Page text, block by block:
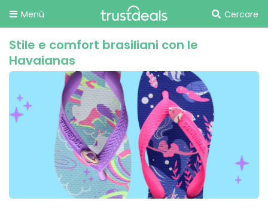
Menù Cercare
Stile e comfort brasiliani con le
Havaianas